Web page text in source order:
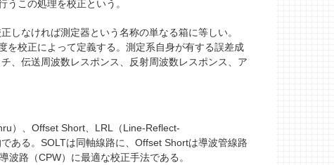
この処理を校正という。
なければ測定器という名称の単なる箱に等しい。
校正によって定義する。測定系自身が有する誤差成
、伝送周波数レスポンス、反射周波数レスポンス、ア
）、Offset Short、LRL（Line-Reflect-
ある。SOLTは同軸線路に、Offset Shortは導波管線路
路（CPW）に最適な校正手法である。